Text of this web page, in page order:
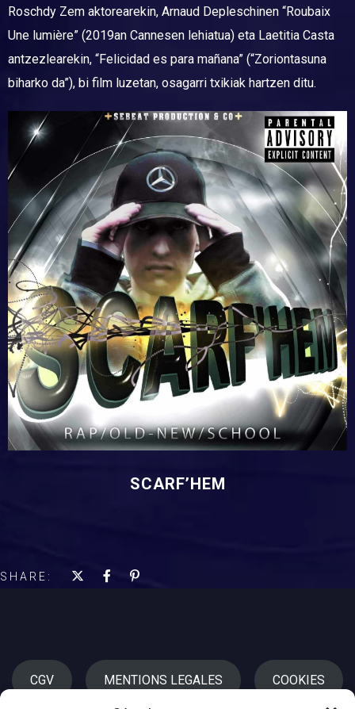
Roschdy Zem aktorearekin, Arnaud Depleschinen “Roubaix
Une lumière” (2019an Cannesen lehiatua) eta Laetitia Casta
antzezlearekin, “Felicidad es para mañana” (“Zoriontasuna
biharko da”), bi film luzetan, osagarri txikiak hartzen ditu.
SCARF’HEM
SHARE:
CGV MENTIONS LEGALES COOKIES